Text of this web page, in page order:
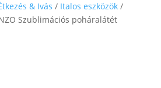
& Ivás / Italos eszközök/
Szublimációs poháralátét